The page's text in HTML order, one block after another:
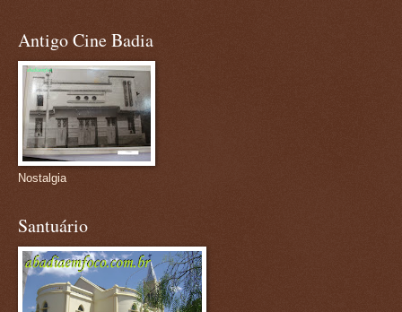
Antigo Cine Badia
Nostalgia
Santuário